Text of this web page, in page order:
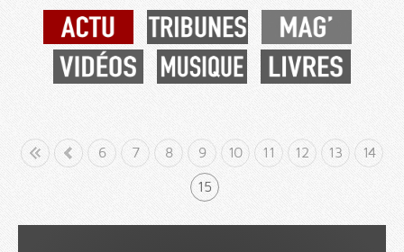
« 6 7 8 9 10 11 12 13 14
15